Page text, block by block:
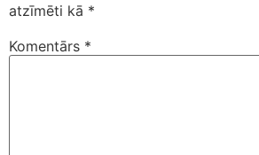
atzīmēti kā *
Komentārs *